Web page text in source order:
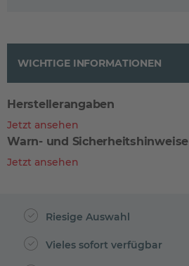
WICHTIGE INFORMATIONEN
Herstellerangaben
Jetzt ansehen
Warn- und Sicherheitshinweise
Jetzt ansehen
Riesige Auswahl
Vieles sofort verfügbar